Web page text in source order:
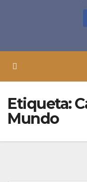
Etiqueta:
Mundo